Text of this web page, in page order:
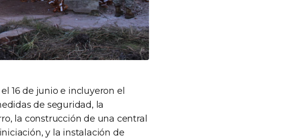
16 de junio e incluyeron el
de seguridad, la
la construcción de una central
y la instalación de